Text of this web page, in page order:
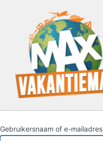
Gebruikersnaam of e-mailadres